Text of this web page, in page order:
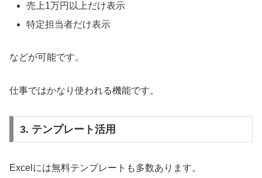
売上1万円以上だけ表示
特定担当者だけ表示
などが可能です。
仕事ではかなり使われる機能です。
3. テンプレート活用
Excelには無料テンプレートも多数あります。